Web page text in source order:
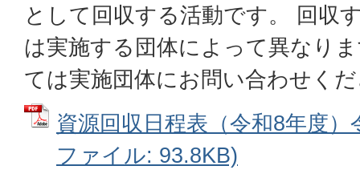
として回収する活動です。 回収
は実施する団体によって異なり
ては実施団体にお問い合わせく
資源回収日程表（令和8年度
ファイル: 93.8KB)